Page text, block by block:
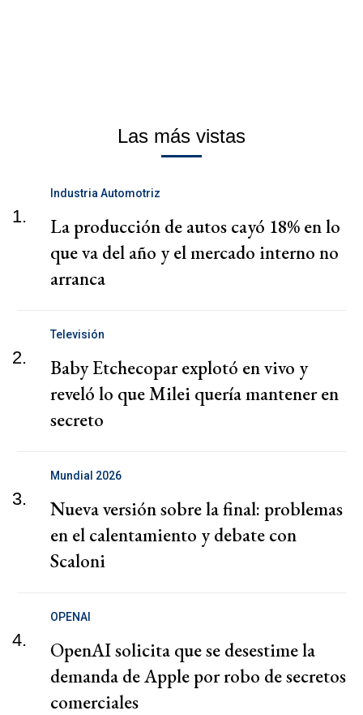
Las más vistas
1.
Industria Automotriz
La producción de autos cayó 18% en lo
que va del año y el mercado interno no
arranca
2.
Televisión
Baby Etchecopar explotó en vivo y
reveló lo que Milei quería mantener en
secreto
3.
Mundial 2026
Nueva versión sobre la final: problemas
en el calentamiento y debate con
Scaloni
4.
OPENAI
OpenAI solicita que se desestime la
demanda de Apple por robo de secretos
comerciales